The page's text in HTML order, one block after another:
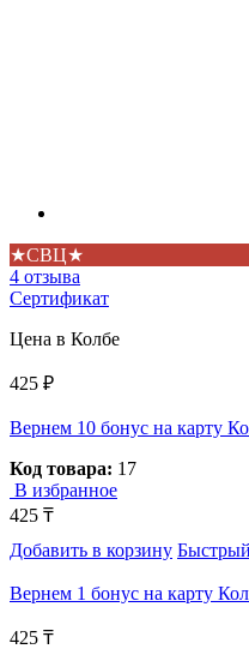
★СВЦ★
4 отзыва
Сертификат
Цена в Колбе
425 ₽
Вернем 10 бонус на карту
Код товара: 17
В избранное
425 ₸
Добавить в корзину Быстрый
Вернем 1 бонус на карту
425 ₸